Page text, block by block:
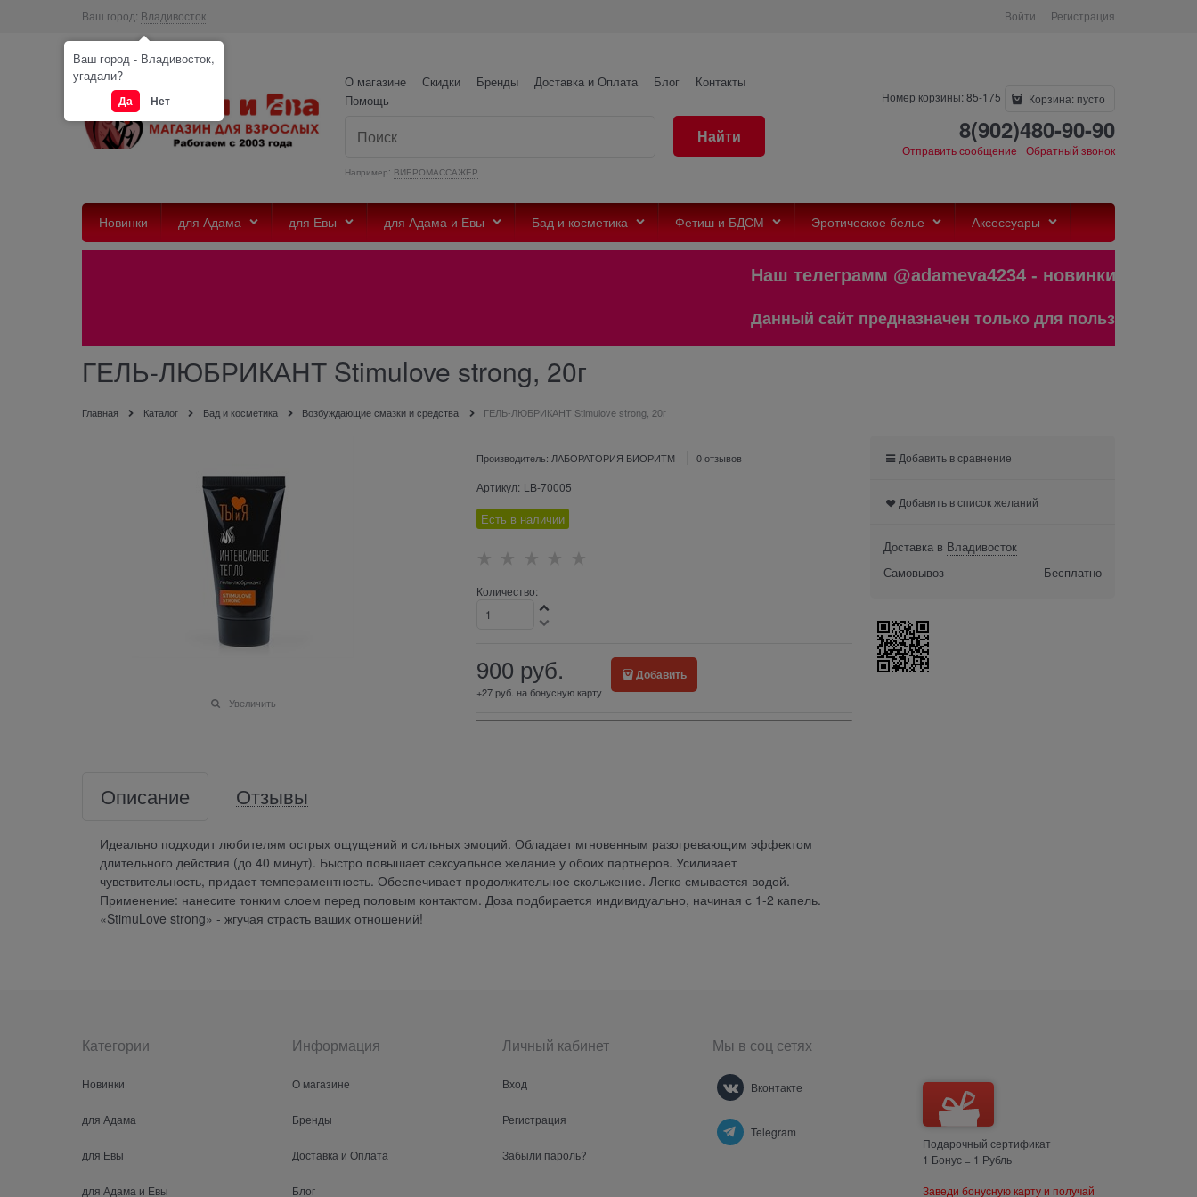
Ваш город: Владивосток Войти Регистрация
О магазине Скидки Бренды Доставка и Оплата Блог
Контакты
Помощь
Например: ВИБРОМАССАЖЕР
Найти
Номер корзины: 85-175 Корзина: пусто
8(902)480-90-90
Отправить сообщение Обратный звонок
Новинки для Адама для Евы для Адама и Евы Бад и косметика Фетиш и БДСМ Эротическое белье Аксессуары
Наш телеграмм @adameva4234 -
Данный сайт предназначен только для пользователей
ГЕЛЬ-ЛЮБРИКАНТ Stimulove strong, 20г
Главная Каталог Бад и косметика Возбуждающие смазки и средства ГЕЛЬ-ЛЮБРИКАНТ Stimulove strong, 20г
Увеличить
Производитель: ЛАБОРАТОРИЯ БИОРИТМ 0 отзывов
Артикул: LB-70005
Есть в наличии
Количество:
900 руб.
+27 руб. на бонусную карту
Добавить
Описание Отзывы
Идеально подходит любителям острых ощущений и сильных эмоций. Обладает мгновенным разогревающим эффектом
длительного действия (до 40 минут). Быстро повышает сексуальное желание у обоих партнеров. Усиливает
чувствительность, придает темпераментность. Обеспечивает продолжительное скольжение. Легко смывается водой.
Применение: нанесите тонким слоем перед половым контактом. Доза подбирается индивидуально, начиная с 1-2 капель.
«StimuLove strong» - жгучая страсть ваших отношений!
Добавить в сравнение
Добавить в список желаний
Доставка в Владивосток
Самовывоз
Бесплатно
Категории
Новинки
для Адама
для Евы
для Адама и Евы
Информация
О магазине
Бренды
Доставка и Оплата
Блог
Личный кабинет
Вход
Регистрация
Забыли пароль?
Мы в соц сетях
Вконтакте
Telegram
Подарочный сертификат
1 Бонус = 1 Рубль
Заведи бонусную карту и получай
Ваш город - Владивосток,
угадали?
Да Нет